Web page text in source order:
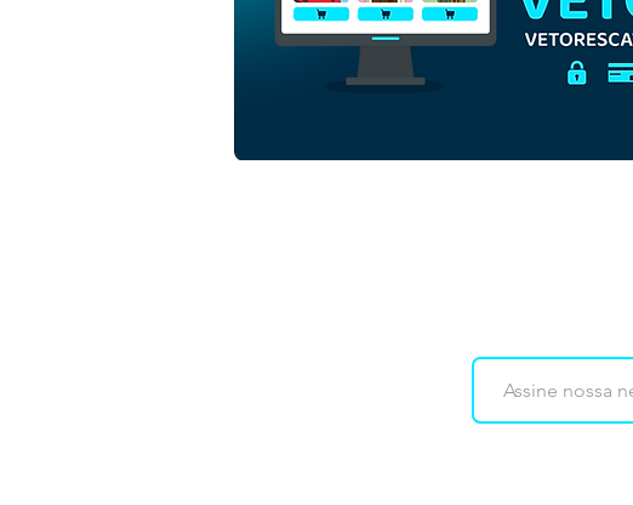
São Tarcísio de Roma |
Download Vetor Colorido